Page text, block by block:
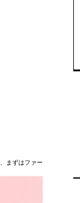
まずはファー